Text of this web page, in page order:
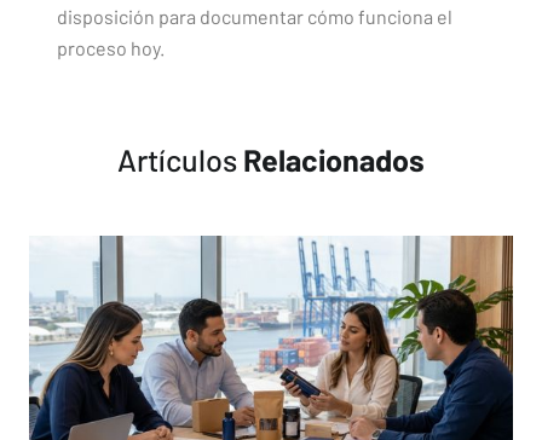
disposición para documentar cómo funciona el
proceso hoy.
Artículos Relacionados